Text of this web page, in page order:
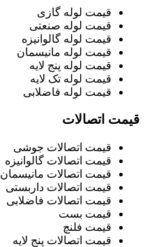
قیمت لوله گازی
قیمت لوله صنعتی
قیمت لوله گالوانیزه
قیمت لوله مانیسمان
قیمت لوله پنج لایه
قیمت لوله تک لایه
قیمت لوله فاضلابی
قیمت اتصالات
قیمت اتصالات جوشی
قیمت اتصالات گالوانیزه
قیمت اتصالات مانیسمان
قیمت اتصالات داربستی
قیمت اتصالات فاضلابی
قیمت بست
قیمت فلنچ
قیمت اتصالات پنج لایه